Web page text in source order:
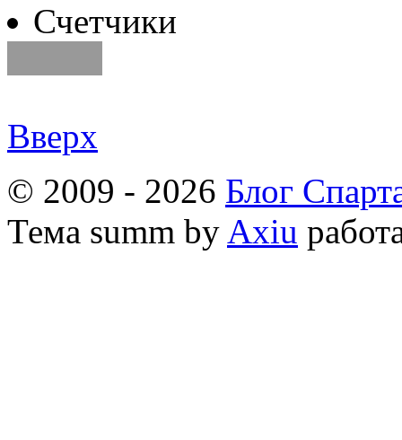
Счетчики
Вверх
© 2009 - 2026 Блог
Тема summ by Axiu